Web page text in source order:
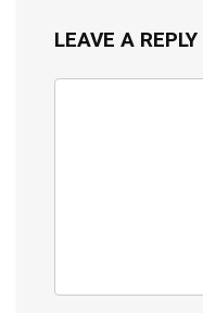
LEAVE A REPLY